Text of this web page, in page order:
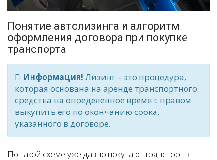
Понятие автолизинга и алгоритм
оформления договора при покупке
транспорта
Информация!Лизинг – это процедура,
которая основана на аренде транспортного
средства на определенное время с правом
выкупить его по окончанию срока,
указанного в договоре.
По такой схеме уже давно покупают транспорт в